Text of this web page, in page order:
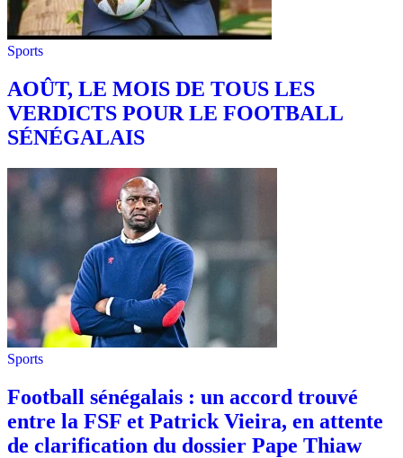
Sports
AOÛT, LE MOIS DE TOUS LES
VERDICTS POUR LE FOOTBALL
SÉNÉGALAIS
Sports
Football sénégalais : un accord trouvé
entre la FSF et Patrick Vieira, en attente
de clarification du dossier Pape Thiaw